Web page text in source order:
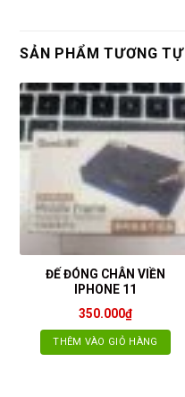
SẢN PHẨM TƯƠNG TỰ
ĐẾ ĐÓNG CHÂN VIỀN
IPHONE 11
350.000₫
THÊM VÀO GIỎ HÀNG